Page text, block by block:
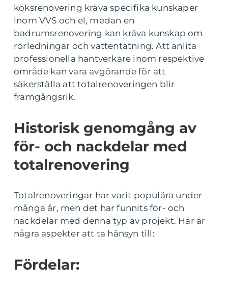
köksrenovering kräva specifika kunskaper
inom VVS och el, medan en
badrumsrenovering kan kräva kunskap om
rörledningar och vattentätning. Att anlita
professionella hantverkare inom respektive
område kan vara avgörande för att
säkerställa att totalrenoveringen blir
framgångsrik.
Historisk genomgång av
för- och nackdelar med
totalrenovering
Totalrenoveringar har varit populära under
många år, men det har funnits för- och
nackdelar med denna typ av projekt. Här är
några aspekter att ta hänsyn till:
Fördelar: